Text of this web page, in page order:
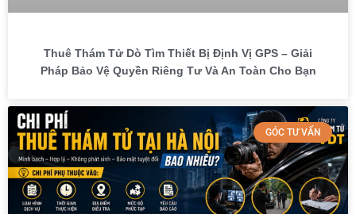
Thuê Thám Tử Dò Tìm Thiết Bị Định Vị GPS – Giải
Pháp Bảo Vệ Quyền Riêng Tư Và An Toàn Cho Bạn
GÓC TƯ VẤN